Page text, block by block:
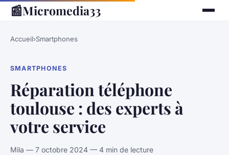
📰Micromedia33
Accueil›Smartphones
SMARTPHONES
Réparation téléphone
toulouse : des experts à
votre service
Mila — 7 octobre 2024 — 4 min de lecture